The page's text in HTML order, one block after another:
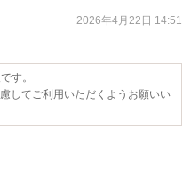
2026年4月22日 14:51
す。
してご利用いただくようお願いい